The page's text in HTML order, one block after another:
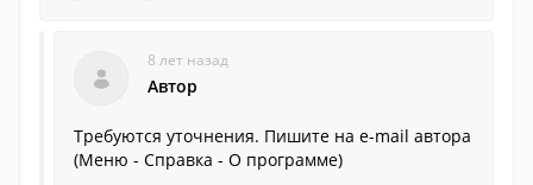
8 лет назад
Автор
Требуются уточнения. Пишите на e-mail автора
(Меню - Справка - О программе)